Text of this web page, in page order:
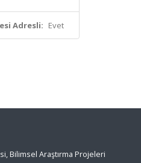
Adresli: Evet
Bilimsel Araştırma Projeleri